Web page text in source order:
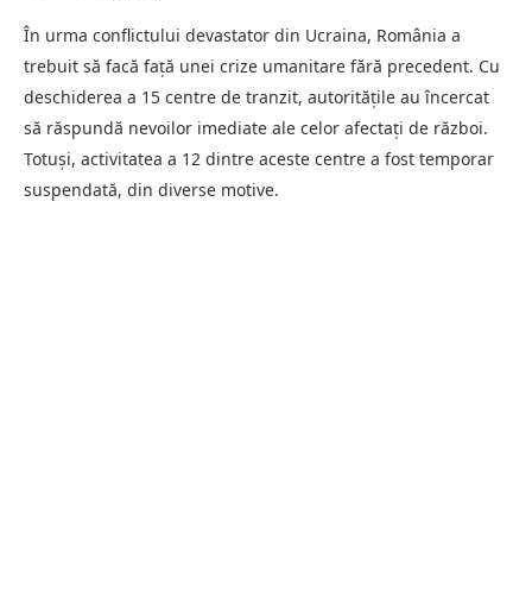
În urma conflictului devastator din Ucraina, România a
trebuit să facă față unei crize umanitare fără precedent. Cu
deschiderea a 15 centre de tranzit, autoritățile au încercat
să răspundă nevoilor imediate ale celor afectați de război.
Totuși, activitatea a 12 dintre aceste centre a fost temporar
suspendată, din diverse motive.